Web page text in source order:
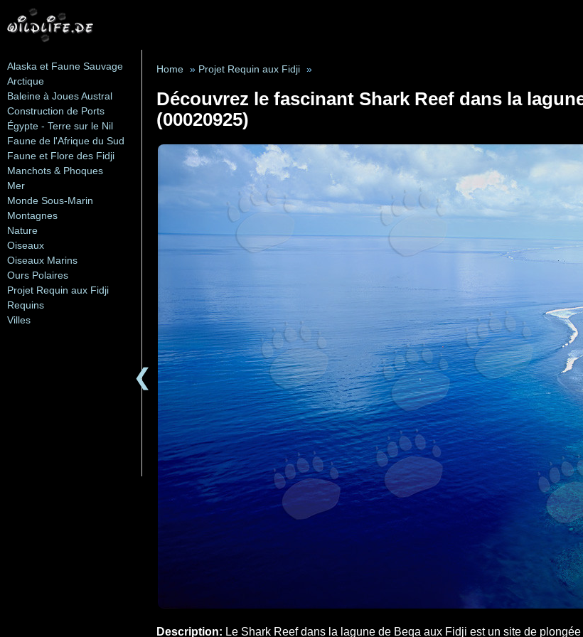
Alaska et Faune Sauvage
Arctique
Baleine à Joues Austral
Construction de Ports
Égypte - Terre sur le Nil
Faune de l'Afrique du Sud
Faune et Flore des Fidji
Manchots & Phoques
Mer
Monde Sous-Marin
Montagnes
Nature
Oiseaux
Oiseaux Marins
Ours Polaires
Projet Requin aux Fidji
Requins
Villes
Home » Projet Requin aux Fidji »
Découvrez le fascinant Shark Reef dans la
(00020925)
❮
Description: Le Shark Reef dans la lagune de Beqa aux Fidji est un site de